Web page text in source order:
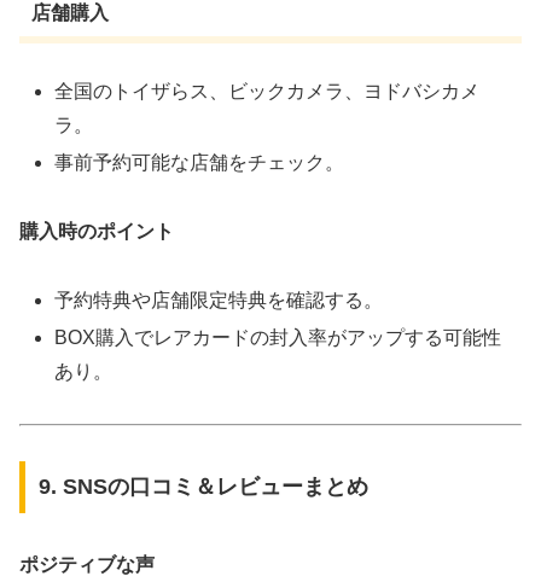
店舗購入
全国のトイザらス、ビックカメラ、ヨドバシカメ
ラ。
事前予約可能な店舗をチェック。
購入時のポイント
予約特典や店舗限定特典を確認する。
BOX購入でレアカードの封入率がアップする可能性
あり。
9. SNSの口コミ＆レビューまとめ
ポジティブな声